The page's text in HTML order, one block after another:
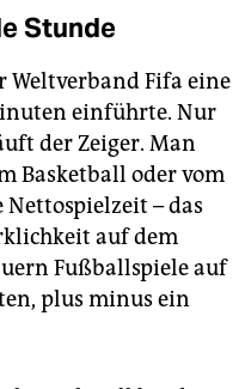
Stunde
Weltverband Fifa eine
einführte. Nur
der Zeiger. Man
Basketball oder vom
Nettospielzeit – das
auf dem
Fußballspiele auf
plus minus ein